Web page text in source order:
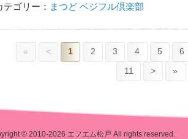
テゴリー： まつど ベジフル倶楽部
« < 1 2 3 4 5
6
11
> »
© 2010-2026 エフエム松戸 All rights reserved.